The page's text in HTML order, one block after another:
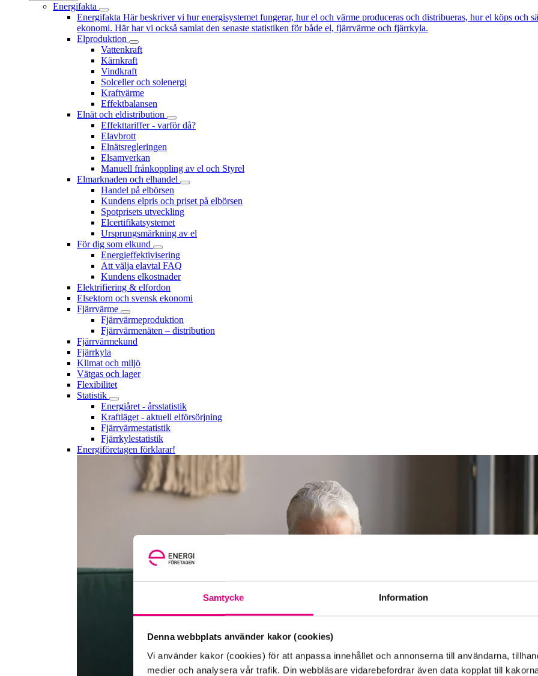
Samtycke Information
Denna webbplats använder kakor (cookies)
Vi använder kakor (cookies) för att anpassa innehållet och annonserna till användarna,
medier och analysera vår trafik. Din webbläsare vidarebefordrar även data kopplat till
Energifakta
Energifakta Här beskriver vi hur energisystemet fungerar, hur el och värme produceras och distribueras, hur el köps och
ekonomi. Här har vi också samlat den senaste statistiken för både el, fjärrvärme och fjärrkyla.
Elproduktion
Vattenkraft
Kärnkraft
Vindkraft
Solceller och solenergi
Kraftvärme
Effektbalansen
Elnät och eldistribution
Effekttariffer - varför då?
Elavbrott
Elnätsregleringen
Elsamverkan
Manuell frånkoppling av el och Styrel
Elmarknaden och elhandel
Handel på elbörsen
Kundens elpris och priset på elbörsen
Spotprisets utveckling
Elcertifikatsystemet
Ursprungsmärkning av el
För dig som elkund
Energieffektivisering
Att välja elavtal FAQ
Kundens elkostnader
Elektrifiering & elfordon
Elsektorn och svensk ekonomi
Fjärrvärme
Fjärrvärmeproduktion
Fjärrvärmenäten – distribution
Fjärrvärmekund
Fjärrkyla
Klimat och miljö
Vätgas och lager
Flexibilitet
Statistik
Energiåret - årsstatistik
Kraftläget - aktuell elförsörjning
Fjärrvärmestatistik
Fjärrkylestatistik
Energiföretagen förklarar!